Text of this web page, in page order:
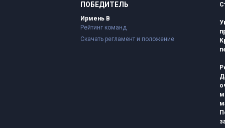
ПОБЕДИТЕЛЬ
Ирмень В
Рейтинг команд
Скачать регламент и положение